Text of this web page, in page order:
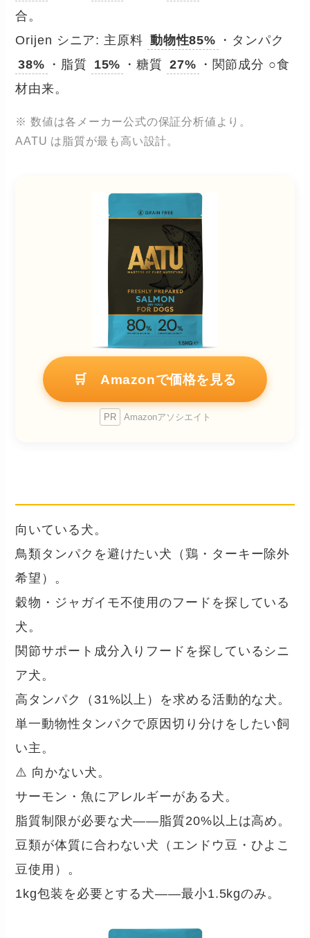
合。
Orijen シニア: 主原料 動物性85% ・タンパク
38% ・脂質 15% ・糖質 27% ・関節成分 ○食
材由来。
※ 数値は各メーカー公式の保証分析値より。
AATU は脂質が最も高い設計。
🛒 Amazonで価格を見る
PR Amazonアソシエイト
向いている犬。
鳥類タンパクを避けたい犬（鶏・ターキー除外
希望）。
穀物・ジャガイモ不使用のフードを探している
犬。
関節サポート成分入りフードを探しているシニ
ア犬。
高タンパク（31%以上）を求める活動的な犬。
単一動物性タンパクで原因切り分けをしたい飼
い主。
⚠️ 向かない犬。
サーモン・魚にアレルギーがある犬。
脂質制限が必要な犬——脂質20%以上は高め。
豆類が体質に合わない犬（エンドウ豆・ひよこ
豆使用）。
1kg包装を必要とする犬——最小1.5kgのみ。